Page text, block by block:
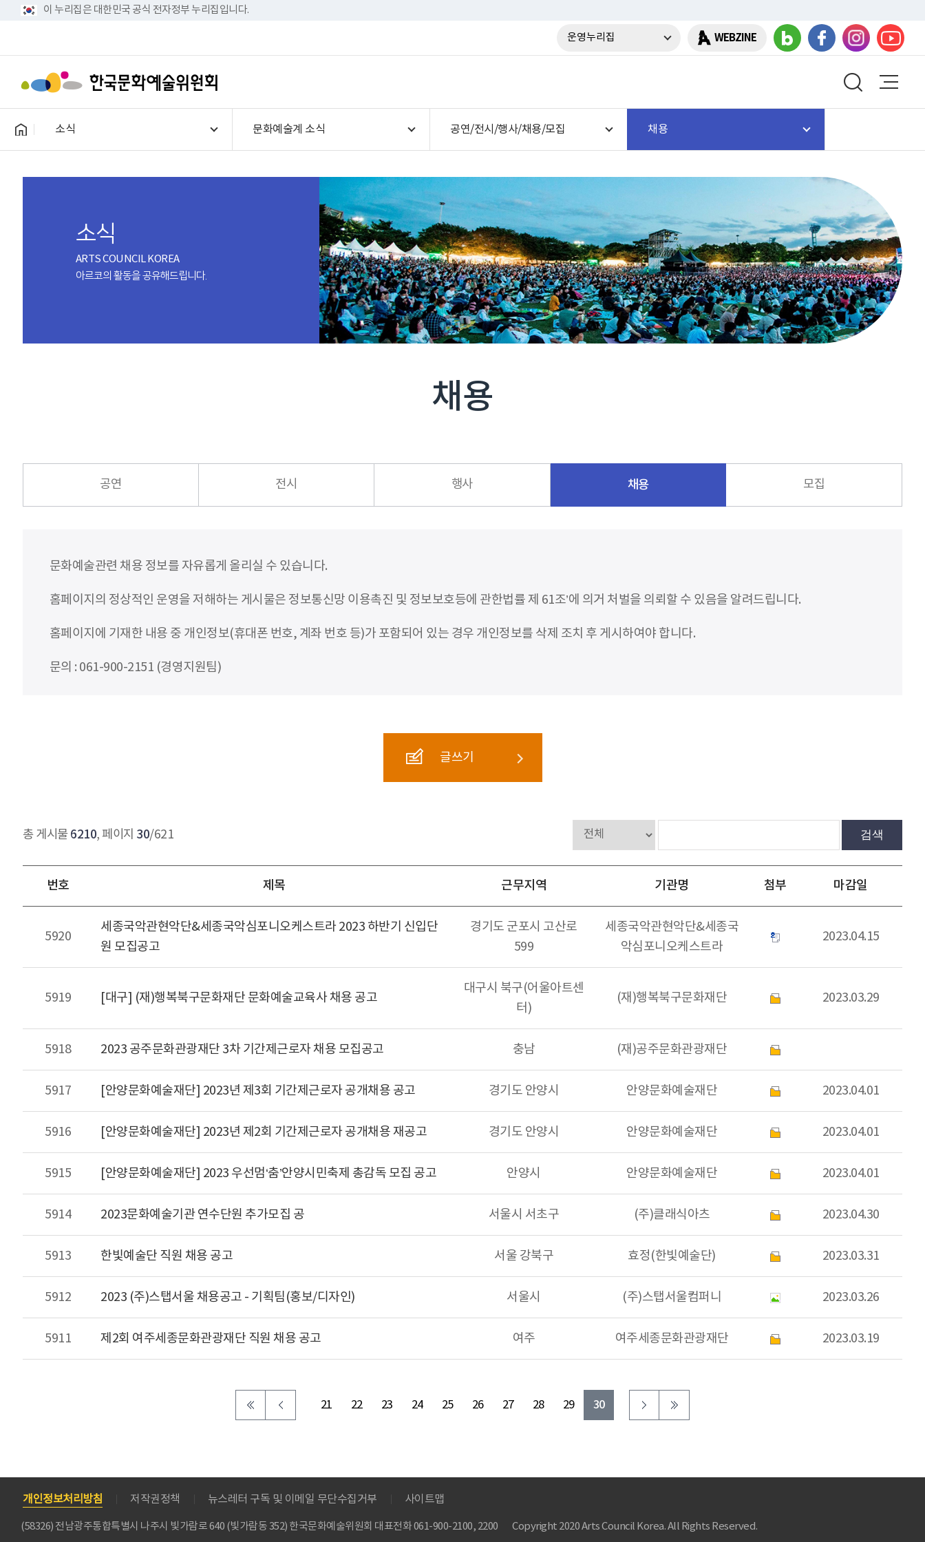
이 누리집은 대한민국 공식 전자정부 누리집입니다.
운영누리집 WEBZINE
소식 문화예술계 소식 공연/전시/행사/채용/모집 채용
소식
ARTS COUNCIL KOREA
아르코의 활동을 공유해드립니다.
채용
공연 전시 행사 채용 모집
문화예술관련 채용 정보를 자유롭게 올리실 수 있습니다.
홈페이지의 정상적인 운영을 저해하는 게시물은 정보통신망 이용촉진 및 정보보호등에 관한법률 제 61조’에 의거 처벌을 의뢰할 수 있음을 알려드립니다.
홈페이지에 기재한 내용 중 개인정보(휴대폰 번호, 계좌 번호 등)가 포함되어 있는 경우 개인정보를 삭제 조치 후 게시하여야 합니다.
문의 : 061-900-2151 (경영지원팀)
글쓰기
총 게시물 6210, 페이지 30/621 검색
번호 제목 근무지역 기관명 첨부 마감일
5920
세종국악관현악단&세종국악심포니오케스트라 2023 하반기 신입단
원 모집공고
경기도 군포시 고산로
599
세종국악관현악단&세종국
악심포니오케스트라
2023.04.15
5919 [대구] (재)행복북구문화재단 문화예술교육사 채용 공고
대구시 북구(어울아트센
터)
(재)행복북구문화재단 2023.03.29
5918 2023 공주문화관광재단 3차 기간제근로자 채용 모집공고 충남 (재)공주문화관광재단
5917 [안양문화예술재단] 2023년 제3회 기간제근로자 공개채용 공고 경기도 안양시 안양문화예술재단 2023.04.01
5916 [안양문화예술재단] 2023년 제2회 기간제근로자 공개채용 재공고 경기도 안양시 안양문화예술재단 2023.04.01
5915 [안양문화예술재단] 2023 우선멈‘춤’안양시민축제 총감독 모집 공고 안양시 안양문화예술재단 2023.04.01
5914 2023문화예술기관 연수단원 추가모집 공 서울시 서초구 (주)클래식아츠 2023.04.30
5913 한빛예술단 직원 채용 공고 서울 강북구 효정(한빛예술단) 2023.03.31
5912 2023 (주)스탭서울 채용공고 - 기획팀(홍보/디자인) 서울시 (주)스탭서울컴퍼니 2023.03.26
5911 제2회 여주세종문화관광재단 직원 채용 공고 여주 여주세종문화관광재단 2023.03.19
21 22 23 24 25 26 27 28 29 30
개인정보처리방침 저작권정책 뉴스레터 구독 및 이메일 무단수집거부 사이트맵
(58326) 전남광주통합특별시 나주시 빛가람로 640 (빛가람동 352) 한국문화예술위원회 대표전화 061-900-2100, 2200 Copyright 2020 Arts Council Korea. All Rights Reserved.